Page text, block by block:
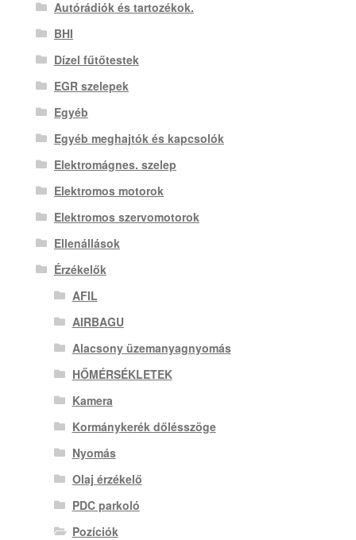
Autórádiók és tartozékok.
BHI
Dízel fűtőtestek
EGR szelepek
Egyéb
Egyéb meghajtók és kapcsolók
Elektromágnes. szelep
Elektromos motorok
Elektromos szervomotorok
Ellenállások
Érzékelők
AFIL
AIRBAGU
Alacsony üzemanyagnyomás
HŐMÉRSÉKLETEK
Kamera
Kormánykerék dőlésszöge
Nyomás
Olaj érzékelő
PDC parkoló
Pozíciók